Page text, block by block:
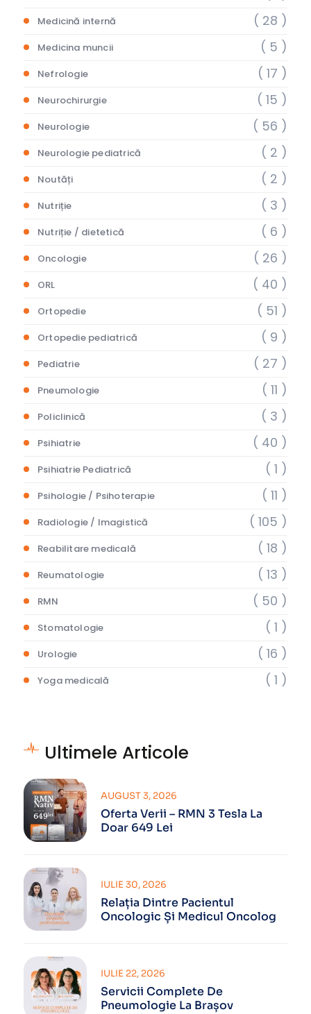
Medicină internă ( 28 )
Medicina muncii ( 5 )
Nefrologie ( 17 )
Neurochirurgie ( 15 )
Neurologie ( 56 )
Neurologie pediatrică ( 2 )
Noutăți ( 2 )
Nutriție ( 3 )
Nutriție / dietetică ( 6 )
Oncologie ( 26 )
ORL ( 40 )
Ortopedie ( 51 )
Ortopedie pediatrică ( 9 )
Pediatrie ( 27 )
Pneumologie ( 11 )
Policlinică ( 3 )
Psihiatrie ( 40 )
Psihiatrie Pediatrică ( 1 )
Psihologie / Psihoterapie ( 11 )
Radiologie / Imagistică ( 105 )
Reabilitare medicală ( 18 )
Reumatologie ( 13 )
RMN ( 50 )
Stomatologie ( 1 )
Urologie ( 16 )
Yoga medicală ( 1 )
Ultimele Articole
Oferta Verii – RMN 3 Tesla La
Doar 649 Lei
AUGUST 3, 2026
Relația Dintre Pacientul
Oncologic Și Medicul Oncolog
IULIE 30, 2026
Servicii Complete De
Pneumologie La Brașov
IULIE 22, 2026